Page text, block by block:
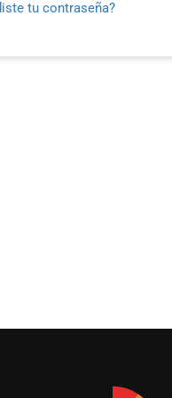
tu contraseña?